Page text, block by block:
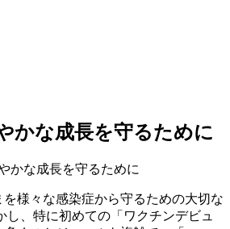
かな成長を守るために
様々な感染症から守るための大切な
し、特に初めての「ワクチンデビュ